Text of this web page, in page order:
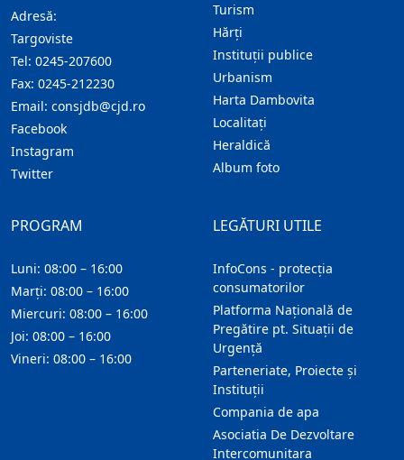
Adresă:
Targoviste
Tel: 0245-207600
Fax: 0245-212230
Email: consjdb@cjd.ro
Facebook
Instagram
Twitter
Turism
Hărţi
Instituţii publice
Urbanism
Harta Dambovita
Localitaţi
Heraldică
Album foto
LEGĂTURI UTILE
InfoCons - protecția
consumatorilor
Platforma Națională de
Pregătire pt. Situații de
Urgență
Parteneriate, Proiecte și
Instituții
Compania de apa
Asociatia De Dezvoltare
Intercomunitara
PROGRAM
Luni: 08:00 – 16:00
Marți: 08:00 – 16:00
Miercuri: 08:00 – 16:00
Joi: 08:00 – 16:00
Vineri: 08:00 – 16:00